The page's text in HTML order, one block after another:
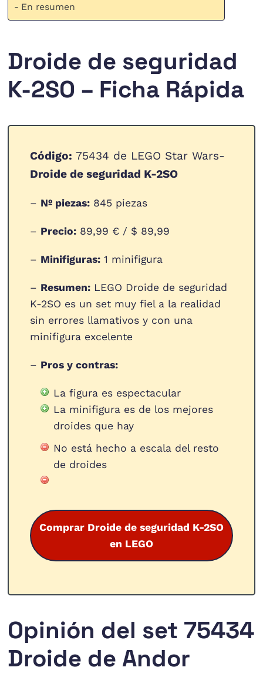
En resumen
Droide de seguridad
K-2SO – Ficha Rápida
Código: 75434 de LEGO Star Wars-
Droide de seguridad K-2SO
– Nº piezas:845 piezas
– Precio:89,99 € / $ 89,99
– Minifiguras:1 minifigura
– Resumen:LEGO Droide de seguridad
K-2SO es un set muy fiel a la realidad
sin errores llamativos y con una
minifigura excelente
– Pros y contras:
La figura es espectacular
La minifigura es de los mejores
droides que hay
No está hecho a escala del resto
de droides
Comprar Droide de seguridad K-2SO
en LEGO
Opinión del set 75434
Droide de Andor